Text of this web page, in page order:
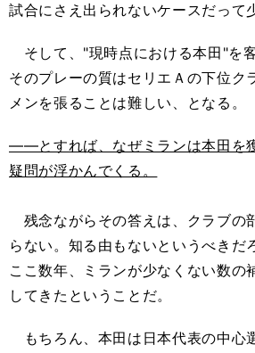
試合にさえ出られないケースだって
そして、"現時点における本田"を
そのプレーの質はセリエＡの下位ク
メンを張ることは難しい、となる。
――とすれば、なぜミランは本田を
疑問が浮かんでくる。
残念ながらその答えは、クラブの
らない。知る由もないというべきだ
ここ数年、ミランが少なくない数の
してきたということだ。
もちろん、本田は日本代表の中心